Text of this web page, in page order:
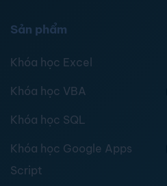
Sản phẩm
Khóa học Excel
Khóa học VBA
Khóa học SQL
Khóa học Google Apps
Script